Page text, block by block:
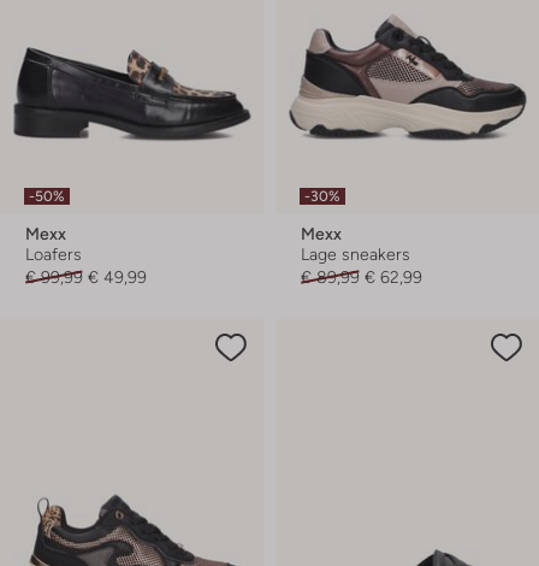
-50%
Mexx
Loafers
€ 99,99 € 49,99
-30%
Mexx
Lage sneakers
€ 89,99 € 62,99